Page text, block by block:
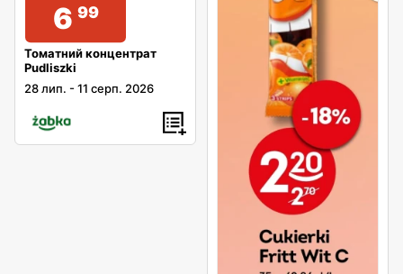
6 99
Томатний концентрат
Pudliszki
28 лип. -11 серп. 2026